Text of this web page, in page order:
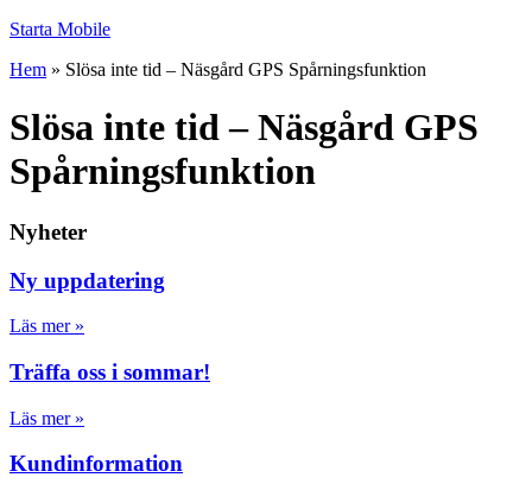
Starta Mobile
Hem » Slösa inte tid – Näsgård GPS Spårningsfunktion
Slösa inte tid – Näsgård GPS
Spårningsfunktion
Nyheter
Ny uppdatering
Läs mer »
Träffa oss i sommar!
Läs mer »
Kundinformation